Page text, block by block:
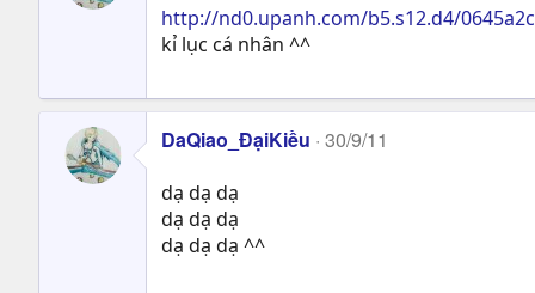
http://nd0.upanh.com/b5.s12.d4/
kỉ lục cá nhân ^^
DaQiao_ĐạiKiều 30/9/11
dạ dạ dạ
dạ dạ dạ
dạ dạ dạ ^^